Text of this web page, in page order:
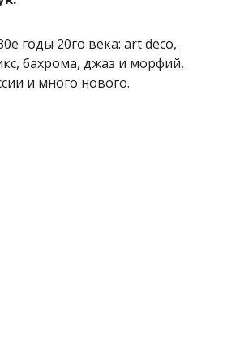
годы 20го века: art deco,
бахрома, джаз и морфий,
и много нового.